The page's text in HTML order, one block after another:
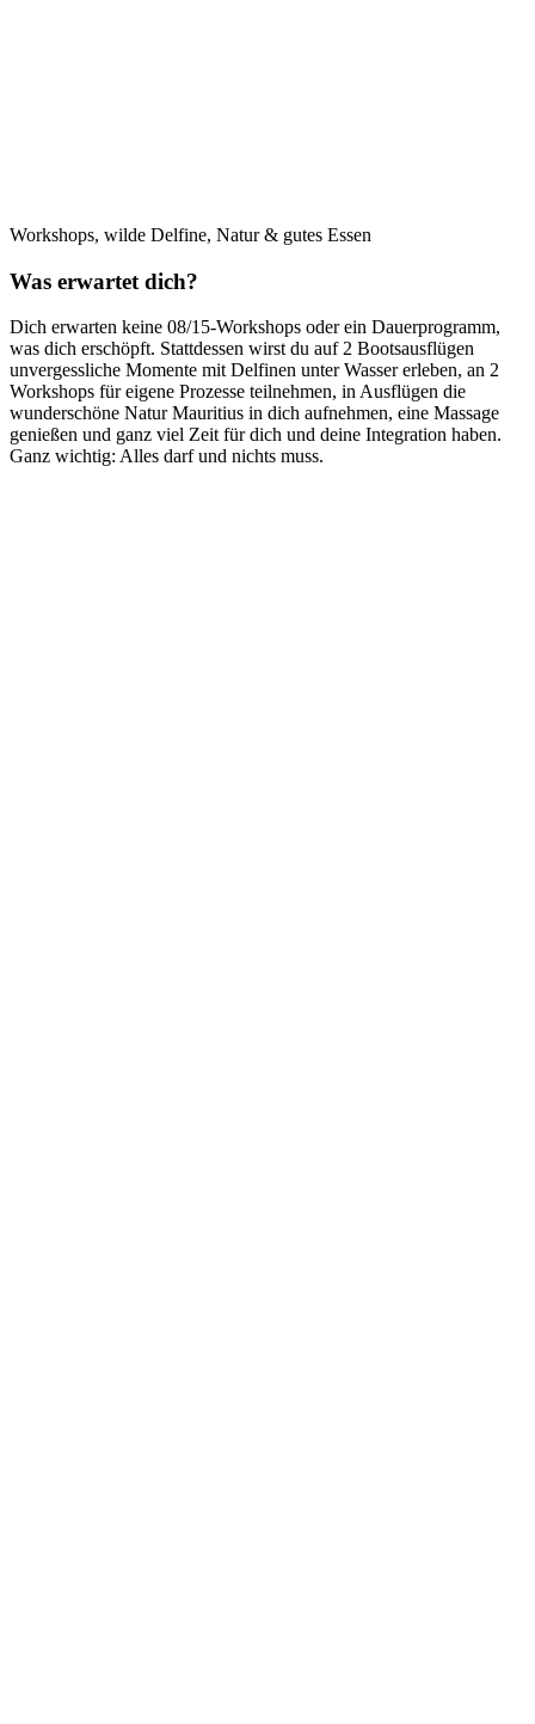
Workshops, wilde Delfine, Natur & gutes Essen
Was erwartet dich?
Dich erwarten keine 08/15-Workshops oder ein Dauerprogramm,
was dich erschöpft. Stattdessen wirst du auf 2 Bootsausflügen
unvergessliche Momente mit Delfinen unter Wasser erleben, an 2
Workshops für eigene Prozesse teilnehmen, in Ausflügen die
wunderschöne Natur Mauritius in dich aufnehmen, eine Massage
genießen und ganz viel Zeit für dich und deine Integration haben.
Ganz wichtig: Alles darf und nichts muss.